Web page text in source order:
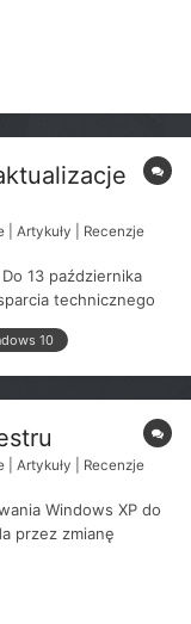
| Artykuły | Recenzje
13 października
technicznego
ma obiecane
10
| Artykuły | Recenzje
Windows XP do
przez zmianę
SYSTEM lub
null Klucze z us...